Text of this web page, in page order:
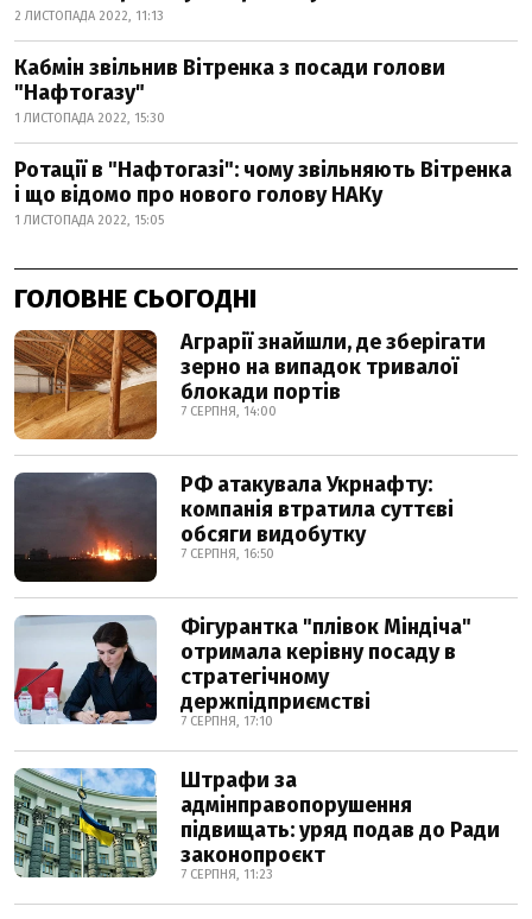
2 ЛИСТОПАДА 2022, 11:13
Кабмін звільнив Вітренка з посади голови
"Нафтогазу"
1 ЛИСТОПАДА 2022, 15:30
Ротації в "Нафтогазі": чому звільняють Вітренка
і що відомо про нового голову НАКу
1 ЛИСТОПАДА 2022, 15:05
ГОЛОВНЕ СЬОГОДНІ
Аграрії знайшли, де зберігати
зерно на випадок тривалої
блокади портів
7 СЕРПНЯ, 14:00
РФ атакувала Укрнафту:
компанія втратила суттєві
обсяги видобутку
7 СЕРПНЯ, 16:50
Фігурантка "плівок Міндіча"
отримала керівну посаду в
стратегічному
держпідприємстві
7 СЕРПНЯ, 17:10
Штрафи за
адмінправопорушення
підвищать: уряд подав до Ради
законопроєкт
7 СЕРПНЯ, 11:23